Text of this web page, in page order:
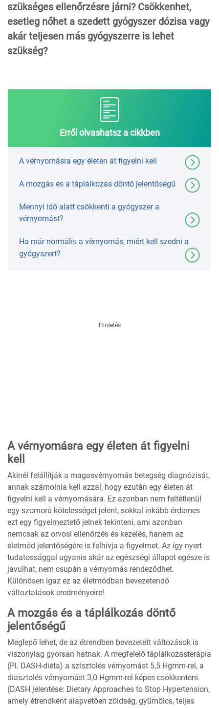
szükséges ellenőrzésre járni? Csökkenhet,
esetleg nőhet a szedett gyógyszer dózisa vagy
akár teljesen más gyógyszerre is lehet
szükség?
Erről olvashatsz a cikkben
A vérnyomásra egy életen át figyelni kell
A mozgás és a táplálkozás döntő jelentőségű
Mennyi idő alatt csökkenti a gyógyszer a
vérnyomást?
Ha már normális a vérnyomás, miért kell szedni a
gyógyszert?
Hirdetés
A vérnyomásra egy életen át figyelni
kell
Akinél felállítják a magasvérnyomás betegség diagnózisát,
annak számolnia kell azzal, hogy ezután egy életen át
figyelni kell a vérnyomására. Ez azonban nem feltétlenül
egy szomorú kötelességet jelent, sokkal inkább érdemes
ezt egy figyelmeztető jelnek tekinteni, ami azonban
nemcsak az orvosi ellenőrzés és kezelés, hanem az
életmód jelentőségére is felhívja a figyelmet. Az így nyert
tudatossággal ugyanis akár az egészségi állapot egésze is
javulhat, nem csupán a vérnyomás rendeződhet.
Különösen igaz ez az életmódban bevezetendő
változtatások eredményeire!
A mozgás és a táplálkozás döntő
jelentőségű
Meglepő lehet, de az étrendben bevezetett változások is
viszonylag gyorsan hatnak. A megfelelő táplálkozásterápia
(Pl. DASH-diéta) a szisztolés vérnyomást 5,5 Hgmm-rel, a
diasztolés vérnyomást 3,0 Hgmm-rel képes csökkenteni.
(DASH jelentése: Dietary Approaches to Stop Hypertension,
amely étrendként alapvetően zöldség, gyümölcs, teljes